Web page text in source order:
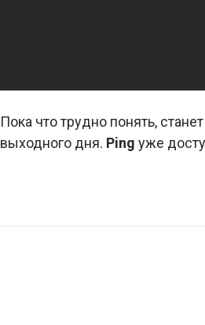
Пока что трудно понять,
выходного дня. Ping уже